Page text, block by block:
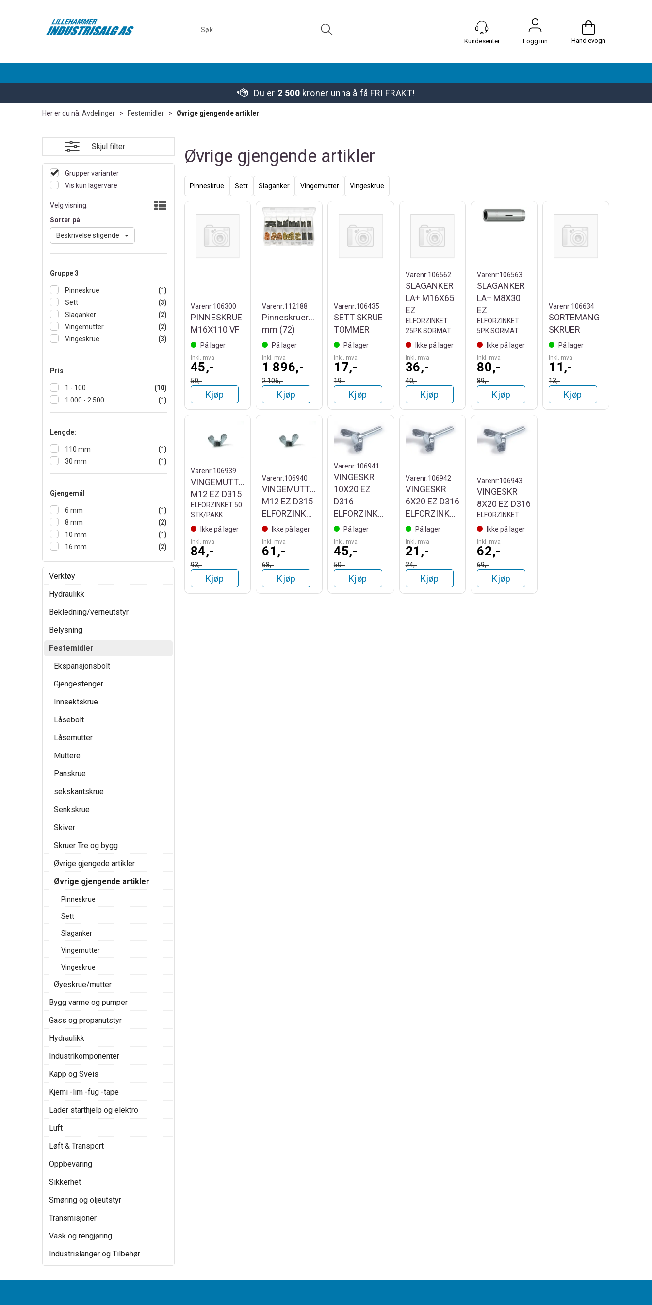
Logg inn Handlevogn
Du er 2 500 kroner unna å få FRI FRAKT!
Her er du nå: Avdelinger > Festemidler > Øvrige gjengende artikler
Skjul filter
Grupper varianter
Vis kun lagervare
Velg visning:
Sorter på
Beskrivelse stigende
Gruppe 3
Pinneskrue
(1)
Sett
(3)
Slaganker
(2)
Vingemutter
(2)
Vingeskrue
(3)
Pris
1 - 100
(10)
1 000 - 2 500
(1)
Lengde:
110 mm
(1)
30 mm
(1)
Gjengemål
6 mm
(1)
8 mm
(2)
10 mm
(1)
16 mm
(2)
Verktøy
Hydraulikk
Bekledning/verneutstyr
Belysning
Festemidler
Ekspansjonsbolt
Gjengestenger
Innsektskrue
Låsebolt
Låsemutter
Muttere
Panskrue
sekskantskrue
Senkskrue
Skiver
Skruer Tre og bygg
Øvrige gjengede artikler
Øvrige gjengende artikler
Pinneskrue
Sett
Slaganker
Vingemutter
Vingeskrue
Øyeskrue/mutter
Bygg varme og pumper
Gass og propanutstyr
Hydraulikk
Industrikomponenter
Kapp og Sveis
Kjemi -lim -fug -tape
Lader starthjelp og elektro
Luft
Løft & Transport
Oppbevaring
Sikkerhet
Smøring og oljeutstyr
Transmisjoner
Vask og rengjøring
Industrislanger og Tilbehør
Øvrige gjengende artikler
Pinneskrue Sett Slaganker Vingemutter Vingeskrue
Varenr:106300
PINNESKRUE
M16X110 VF
På lager
Inkl. mva
45,-
50,-
Kjøp
Varenr:112188
Pinneskruer/Mutter
mm (72)
På lager
Inkl. mva
1 896,-
2 106,-
Kjøp
Varenr:106435
SETT SKRUE
TOMMER
På lager
Inkl. mva
17,-
19,-
Kjøp
Varenr:106562
SLAGANKER
LA+ M16X65
EZ
ELFORZINKET
25PK SORMAT
Ikke på lager
Inkl. mva
36,-
40,-
Kjøp
Varenr:106563
SLAGANKER
LA+ M8X30
EZ
ELFORZINKET
5PK SORMAT
Ikke på lager
Inkl. mva
80,-
89,-
Kjøp
Varenr:106634
SORTEMANG
SKRUER
På lager
Inkl. mva
11,-
13,-
Kjøp
Varenr:106939
VINGEMUTTER
M12 EZ D315
ELFORZINKET 50
STK/PAKK
Ikke på lager
Inkl. mva
84,-
93,-
Kjøp
Varenr:106940
VINGEMUTTER
M12 EZ D315
ELFORZINKET
Ikke på lager
Inkl. mva
61,-
68,-
Kjøp
Varenr:106941
VINGESKR
10X20 EZ
D316
ELFORZINKET
På lager
Inkl. mva
45,-
50,-
Kjøp
Varenr:106942
VINGESKR
6X20 EZ D316
ELFORZINKET
På lager
Inkl. mva
21,-
24,-
Kjøp
Varenr:106943
VINGESKR
8X20 EZ D316
ELFORZINKET
Ikke på lager
Inkl. mva
62,-
69,-
Kjøp